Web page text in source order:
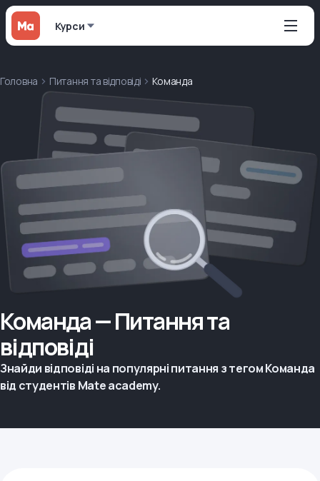
Курси
Головна Питання та відповіді Команда
Команда — Питання та
відповіді
Знайди відповіді на популярні питання з тегом Команда
від студентів Mate academy.